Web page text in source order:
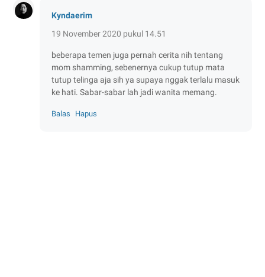
Kyndaerim
19 November 2020 pukul 14.51
beberapa temen juga pernah cerita nih tentang
mom shamming, sebenernya cukup tutup mata
tutup telinga aja sih ya supaya nggak terlalu masuk
ke hati. Sabar-sabar lah jadi wanita memang.
Balas Hapus